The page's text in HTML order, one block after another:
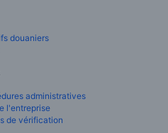
douaniers
administratives
l'entreprise
de vérification